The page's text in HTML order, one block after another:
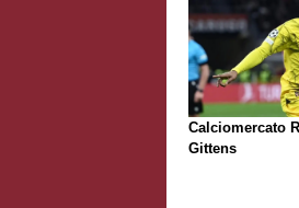
Calciomercato
Gittens